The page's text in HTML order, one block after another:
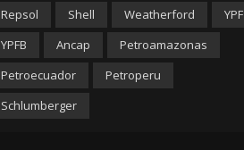
Repsol
Shell Weatherford
YPF
YPFB
Ancap
Petroamazonas
Petroecuador
Petroperu
Schlumberger